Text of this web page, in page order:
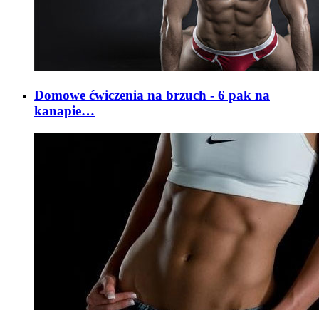
Domowe ćwiczenia na brzuch - 6 pak na
kanapie…